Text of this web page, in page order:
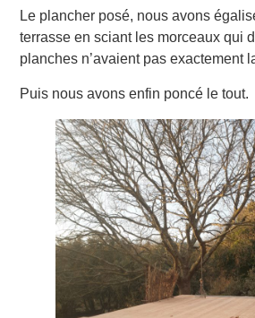
Le plancher posé, nous avons
terrasse en sciant les morceaux qui
planches n’avaient pas exactement
Puis nous avons enfin poncé le tout.